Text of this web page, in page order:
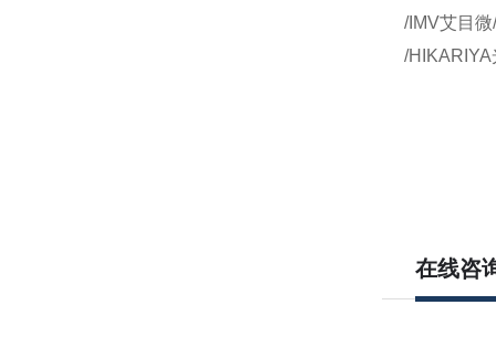
/IMV艾目
/
在线咨